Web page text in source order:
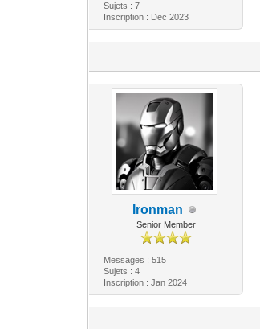
Sujets : 7
Inscription : Dec 2023
Ironman
Senior Member
Messages : 515
Sujets : 4
Inscription : Jan 2024